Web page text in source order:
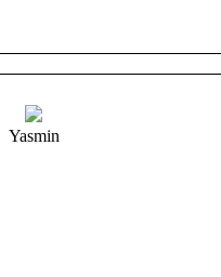
Yasmin